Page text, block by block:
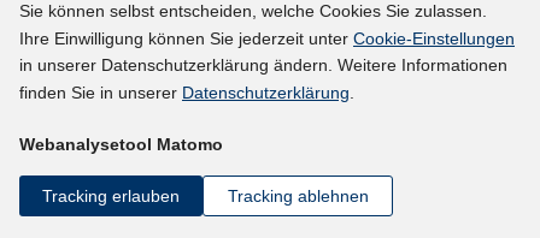
BlueSky
YouTube
LinkedIn
kununu
Netiquette
Sie können selbst entscheiden, welche Cookies Sie zulassen.
Ihre Einwilligung können Sie jederzeit unter Cookie-Einstellungen
in unserer Datenschutzerklärung ändern. Weitere Informationen
finden Sie in unserer Datenschutzerklärung.
Webanalysetool Matomo
Tracking erlauben Tracking ablehnen